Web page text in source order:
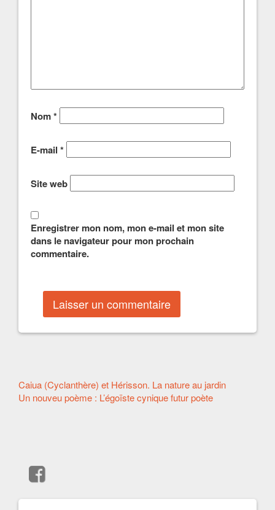
Nom*
E-mail *
Site web
Enregistrer mon nom, mon e-mail et mon site
dans le navigateur pour mon prochain
commentaire.
Autres
articles
Caiua (Cyclanthère) et Hérisson. La nature au jardin
Un nouveu poème : L’égoïste cynique futur poète